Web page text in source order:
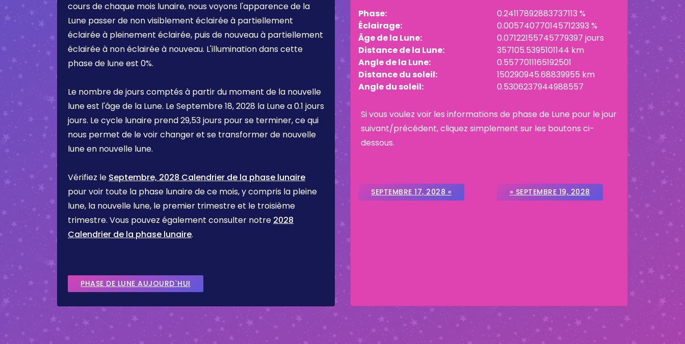
cours de chaque mois lunaire, nous voyons l'apparence de la
Lune passer de non visiblement éclairée à partiellement
éclairée à pleinement éclairée, puis de nouveau à partiellement
éclairée à non éclairée à nouveau. L'illumination dans cette
phase de lune est 0%.
Le nombre de jours comptés à partir du moment de la nouvelle
lune est l'âge de la Lune. LeSeptembre 18, 2028 la Lune a0.1 jours
jours. Le cycle lunaire prend 29,53 jours pour se terminer, ce qui
nous permet de le voir changer et se transformer de nouvelle
lune en nouvelle lune.
Vérifiez le Septembre, 2028 Calendrier de la phase lunaire
pour voir toute la phase lunaire de ce mois, y compris la pleine
lune, la nouvelle lune, le premier trimestre et le troisième
trimestre. Vous pouvez également consulter notre 2028
Calendrier de la phase lunaire.
PHASE DE LUNE AUJOURD`HUI
Phase:
0.24117892883737113 %
Éclairage:
0.005740770145712393 %
Âge de la Lune:
0.07122155745779397 jours
Distance de la Lune:
357105.5395101144 km
Angle de la Lune:
0.5577011165192501
Distance du soleil:
150290945.68839955 km
Angle du soleil:
0.5306237944988557
Si vous voulez voir les informations de phase de Lune pour le jour
suivant/précédent, cliquez simplement sur les boutons ci-
dessous.
SEPTEMBRE 17, 2028 « » SEPTEMBRE 19, 2028